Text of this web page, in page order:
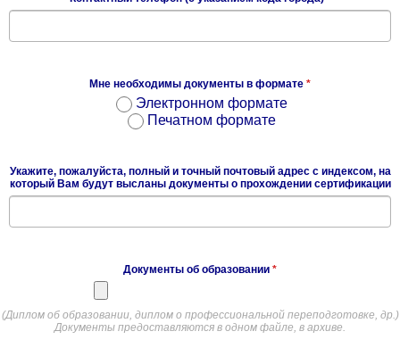
Мне необходимы документы в формате *
Электронном формате
Печатном формате
Укажите, пожалуйста, полный и точный почтовый адрес с индексом, на
который Вам будут высланы документы о прохождении сертификации
Документы об образовании *
(Диплом об образовании, диплом о профессиональной переподготовке, др.)
Документы предоставляются в одном файле, в архиве.